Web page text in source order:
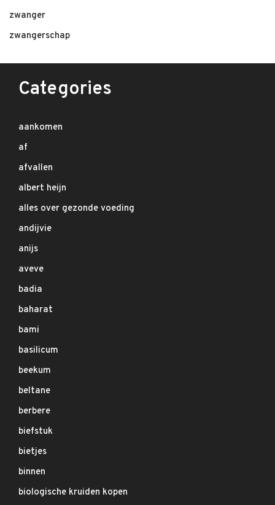
zwanger
zwangerschap
Categories
aankomen
af
afvallen
albert heijn
alles over gezonde voeding
andijvie
anijs
aveve
badia
baharat
bami
basilicum
beekum
beltane
berbere
biefstuk
bietjes
binnen
biologische kruiden kopen